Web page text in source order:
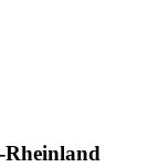
Rheinland